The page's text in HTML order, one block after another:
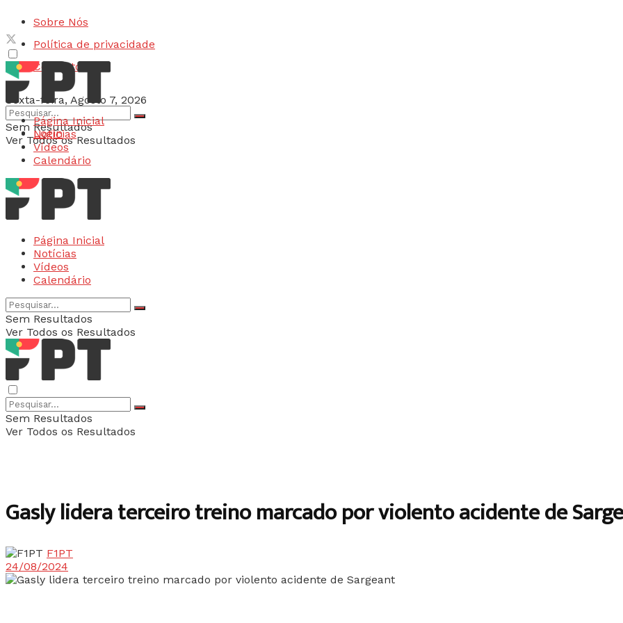
Sobre Nós
Política de privacidade
Contactos
Sexta-feira, Agosto 7, 2026
Login
Sem Resultados
Ver Todos os Resultados
Página Inicial
Notícias
Vídeos
Calendário
Página Inicial
Notícias
Vídeos
Calendário
Sem Resultados
Ver Todos os Resultados
Sem Resultados
Ver Todos os Resultados
Gasly lidera terceiro treino marcado por violento acidente de
F1PT
24/08/2024